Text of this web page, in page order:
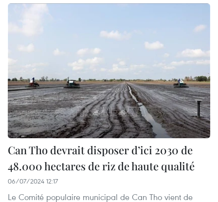
Can Tho devrait disposer d’ici 2030 de
48.000 hectares de riz de haute qualité
06/07/2024 12:17
Le Comité populaire municipal de Can Tho vient de